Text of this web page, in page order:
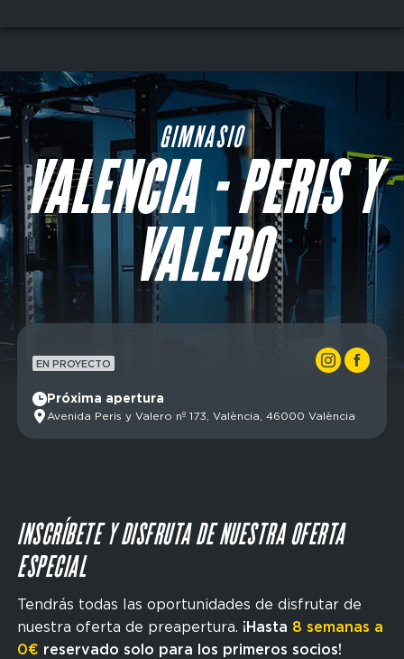
GIMNASIO
VALENCIA - PERIS Y
VALERO
EN PROYECTO
Próxima apertura
Avenida Peris y Valero nº 173, València, 46000 València
INSCRÍBETE Y DISFRUTA DE NUESTRA OFERTA
ESPECIAL
Tendrás todas las oportunidades de disfrutar de
nuestra oferta de preapertura. ¡Hasta 8 semanas a
0€ reservado solo para los primeros socios!